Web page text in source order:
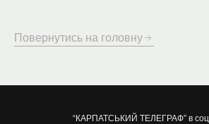
Повернутись на головну
“КАРПАТСЬКИЙ ТЕЛЕГРАФ” в